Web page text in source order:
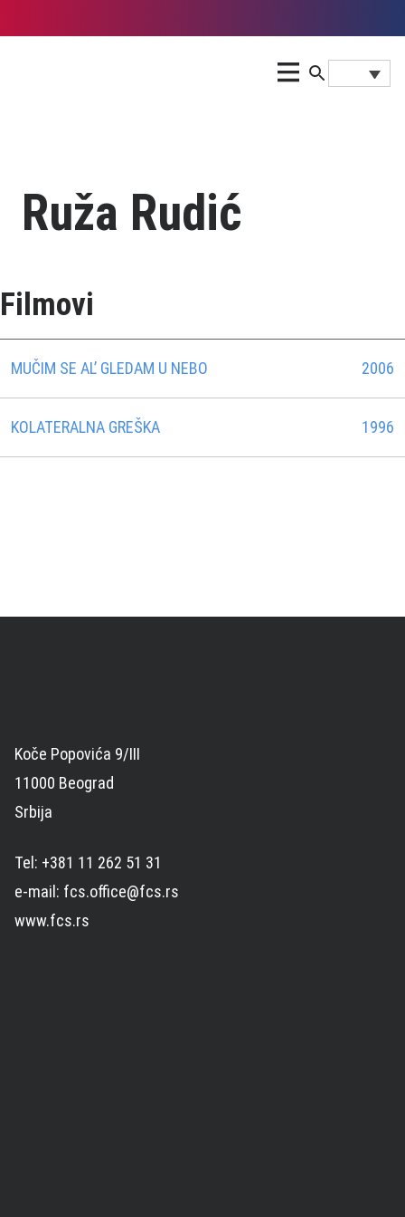
Ruža Rudić
Filmovi
MUČIM SE AL’ GLEDAM U NEBO 2006
KOLATERALNA GREŠKA 1996
Koče Popovića 9/III
11000 Beograd
Srbija
Tel: +381 11 262 51 31
e-mail: fcs.office@fcs.rs
www.fcs.rs